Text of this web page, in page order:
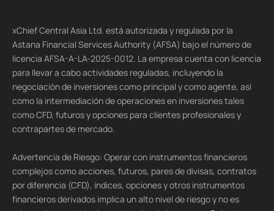
xChief Central Asia Ltd. está autorizada y regulada por la
Astana Financial Services Authority (AFSA) bajo el número de
licencia AFSA-A-LA-2025-0012. La empresa cuenta con licencia
para llevar a cabo actividades reguladas, incluyendo la
negociación de inversiones como principal y como agente, así
como la intermediación de operaciones en inversiones tales
como CFD, futuros y opciones para clientes profesionales y
contrapartes de mercado.
Advertencia de Riesgo: Operar con instrumentos financieros
complejos como acciones, futuros, pares de divisas, contratos
por diferencia (CFD), índices, opciones y otros instrumentos
financieros derivados implica un alto nivel de riesgo y no es